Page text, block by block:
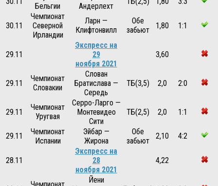
Бельгии
Андерлехт
30.11
Чемпионат
Северной
Ирландии
Ларн —
Клифтонвилл
Обе
забьют
1,80 1:1
29.11
Экспресс на
29
ноября 2021
3,60
29.11
Чемпионат
Словакии
Слован
Братислава —
Середь
ТБ(3,5) 2,0 2:0
29.11
Чемпионат
Уругвая
Серро-Ларго —
Монтевидео
Сити
ТБ(2,5) 2,0 1:1
29.11
Чемпионат
Испании
Эйбар —
Жирона
Обе
забьют
2,10 4:2
28.11
Экспресс на
28
ноября 2021
4,22
Йени